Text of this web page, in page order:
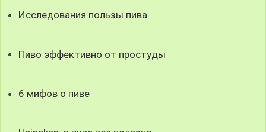
Исследования пользы пива
Пиво эффективно от простуды
6 мифов о пиве